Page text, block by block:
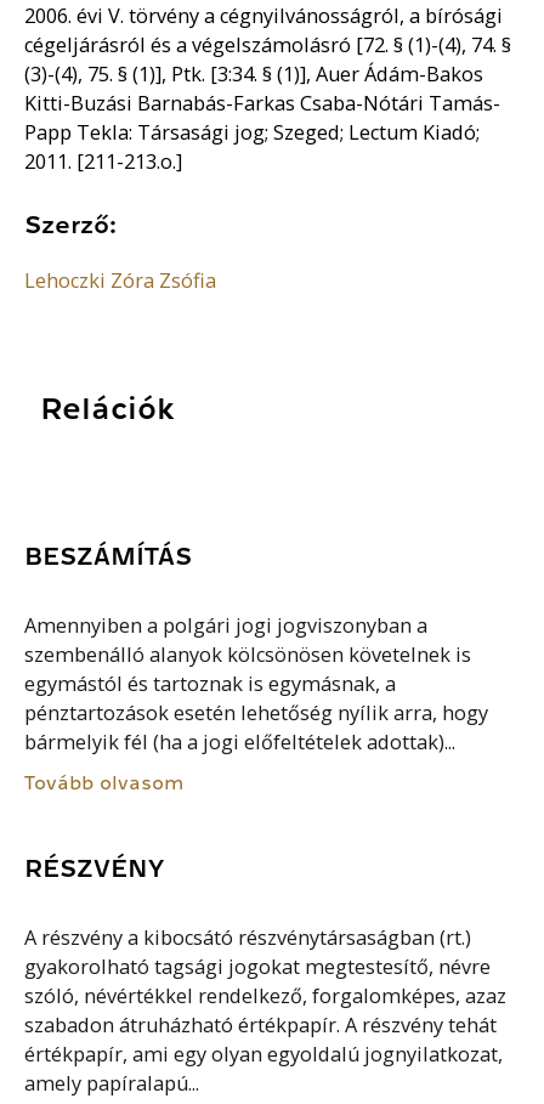
2006. évi V. törvény a cégnyilvánosságról, a bírósági
cégeljárásról és a végelszámolásró [72. § (1)-(4), 74. §
(3)-(4), 75. § (1)], Ptk. [3:34. § (1)], Auer Ádám-Bakos
Kitti-Buzási Barnabás-Farkas Csaba-Nótári Tamás-
Papp Tekla: Társasági jog; Szeged; Lectum Kiadó;
2011. [211-213.o.]
Szerző:
Lehoczki Zóra Zsófia
Relációk
BESZÁMÍTÁS
Amennyiben a polgári jogi jogviszonyban a
szembenálló alanyok kölcsönösen követelnek is
egymástól és tartoznak is egymásnak, a
pénztartozások esetén lehetőség nyílik arra, hogy
bármelyik fél (ha a jogi előfeltételek adottak)...
Tovább olvasom
RÉSZVÉNY
A részvény a kibocsátó részvénytársaságban (rt.)
gyakorolható tagsági jogokat megtestesítő, névre
szóló, névértékkel rendelkező, forgalomképes, azaz
szabadon átruházható értékpapír. A részvény tehát
értékpapír, ami egy olyan egyoldalú jognyilatkozat,
amely papíralapú...